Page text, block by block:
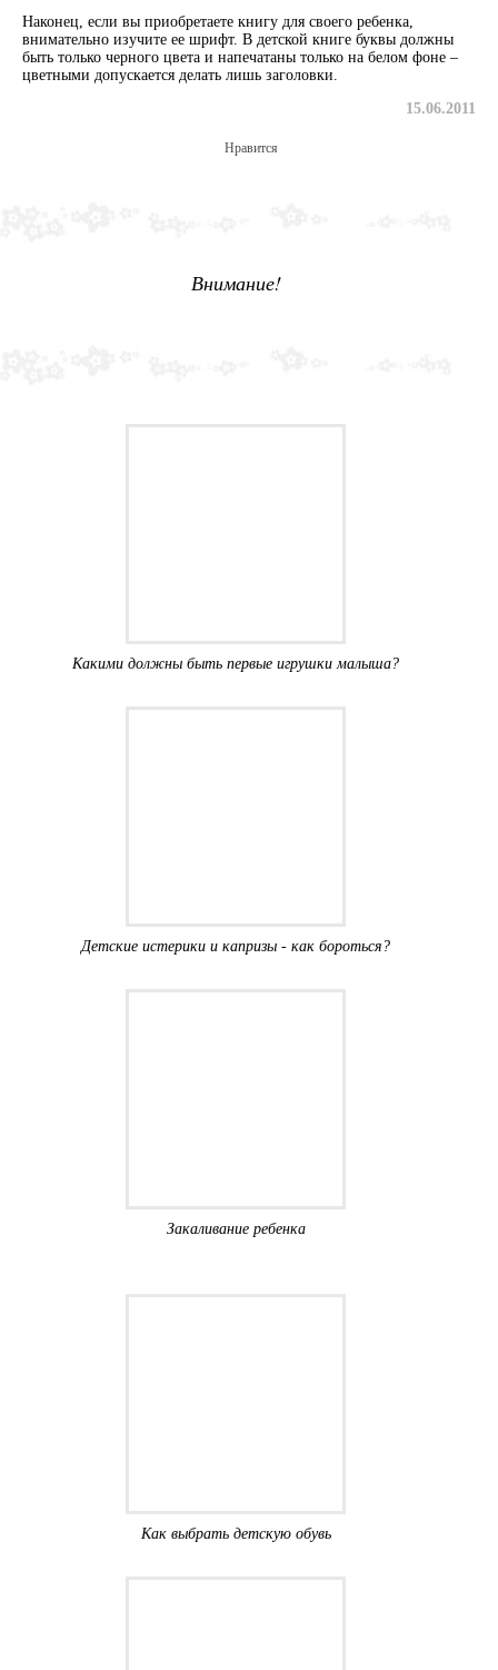
Наконец, если вы приобретаете книгу для своего ребенка,
внимательно изучите ее шрифт. В детской книге буквы должны
быть только черного цвета и напечатаны только на белом фоне –
цветными допускается делать лишь заголовки.
15.06.2011
Нравится
Внимание!
Какими должны быть первые игрушки малыша?
Детские истерики и капризы - как бороться?
Закаливание ребенка
Как выбрать детскую обувь